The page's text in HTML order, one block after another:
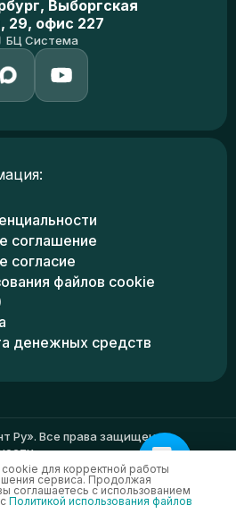
Выборгская
29, офис 227
БЦ Система
соглашение
согласие
файлов cookie
денежных средств
Ру». Все права защищены.
для корректной работы
сервиса. Продолжая
соглашаетесь с использованием
Политикой использования файлов